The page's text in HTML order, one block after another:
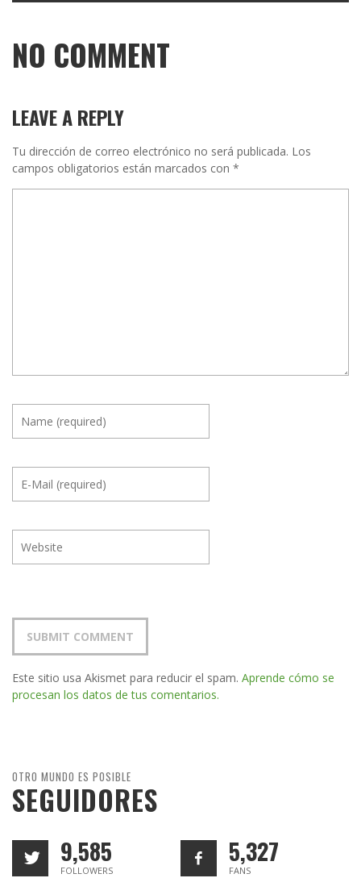
NO COMMENT
LEAVE A REPLY
Tu dirección de correo electrónico no será publicada. Los
campos obligatorios están marcados con *
Este sitio usa Akismet para reducir el spam. Aprende cómo se
procesan los datos de tus comentarios.
OTRO MUNDO ES POSIBLE
SEGUIDORES
9,585
FOLLOWERS
5,327
FANS